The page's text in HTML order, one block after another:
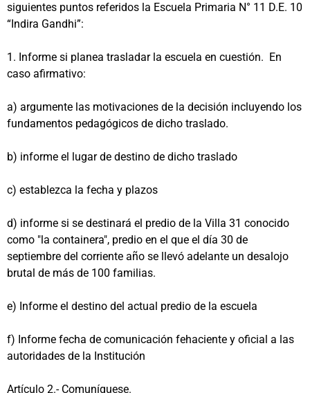
siguientes puntos referidos la Escuela Primaria N° 11 D.E. 10
“Indira Gandhi”:
1. Informe si planea trasladar la escuela en cuestión. En
caso afirmativo:
a) argumente las motivaciones de la decisión incluyendo los
fundamentos pedagógicos de dicho traslado.
b) informe el lugar de destino de dicho traslado
c) establezca la fecha y plazos
d) informe si se destinará el predio de la Villa 31 conocido
como "la containera", predio en el que el día 30 de
septiembre del corriente año se llevó adelante un desalojo
brutal de más de 100 familias.
e) Informe el destino del actual predio de la escuela
f) Informe fecha de comunicación fehaciente y oficial a las
autoridades de la Institución
Artículo 2.- Comuníquese.